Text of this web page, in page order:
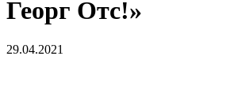
Георг Отс!»
29.04.2021